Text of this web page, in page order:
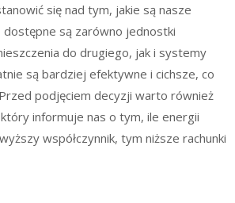
się nad tym, jakie są nasze
dostępne są zarówno jednostki
do drugiego, jak i systemy
są bardziej efektywne i cichsze, co
podjęciem decyzji warto również
informuje nas o tym, ile energii
współczynnik, tym niższe rachunki